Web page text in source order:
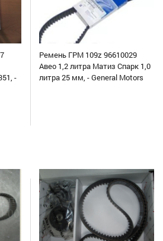
-
Ремень ГРМ 109z 96610029
Авео 1,2 литра Матиз Спарк 1,0
литра 25 мм, - General Motors